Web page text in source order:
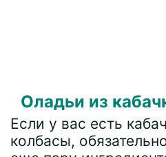
Оладьи из
Если у вас есть
колбасы,